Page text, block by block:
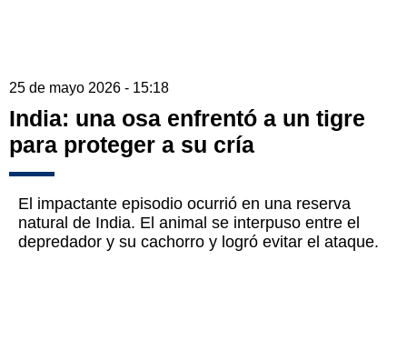
25 de mayo 2026 - 15:18
India: una osa enfrentó a un tigre
para proteger a su cría
El impactante episodio ocurrió en una reserva
natural de India. El animal se interpuso entre el
depredador y su cachorro y logró evitar el ataque.